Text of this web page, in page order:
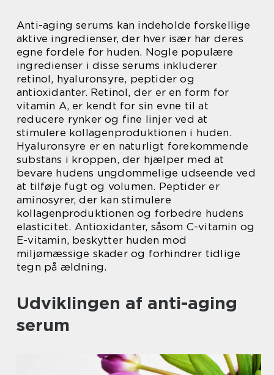
Anti-aging serums kan indeholde forskellige
aktive ingredienser, der hver især har deres
egne fordele for huden. Nogle populære
ingredienser i disse serums inkluderer
retinol, hyaluronsyre, peptider og
antioxidanter. Retinol, der er en form for
vitamin A, er kendt for sin evne til at
reducere rynker og fine linjer ved at
stimulere kollagenproduktionen i huden.
Hyaluronsyre er en naturligt forekommende
substans i kroppen, der hjælper med at
bevare hudens ungdommelige udseende ved
at tilføje fugt og volumen. Peptider er
aminosyrer, der kan stimulere
kollagenproduktionen og forbedre hudens
elasticitet. Antioxidanter, såsom C-vitamin og
E-vitamin, beskytter huden mod
miljømæssige skader og forhindrer tidlige
tegn på ældning.
Udviklingen af anti-aging
serum